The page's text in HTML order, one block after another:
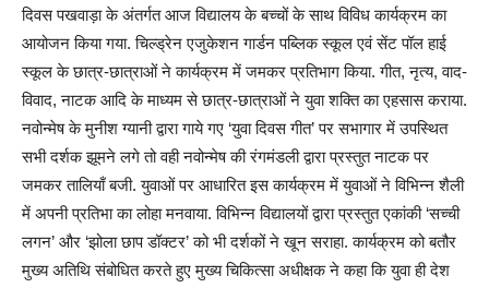
दिवस पखवाड़ा के अंतर्गत आज विद्यालय के बच्चों के साथ विविध कार्यक्रम का
आयोजन किया गया. चिल्ड्रेन एजुकेशन गार्डन पब्लिक स्कूल एवं सेंट पॉल हाई
स्कूल के छात्र-छात्राओं ने कार्यक्रम में जमकर प्रतिभाग किया. गीत, नृत्य, वाद-
विवाद, नाटक आदि के माध्यम से छात्र-छात्राओं ने युवा शक्ति का एहसास कराया.
नवोन्मेष के मुनीश ग्यानी द्वारा गाये गए ‘युवा दिवस गीत’ पर सभागार में उपस्थित
सभी दर्शक झूमने लगे तो वही नवोन्मेष की रंगमंडली द्वारा प्रस्तुत नाटक पर
जमकर तालियाँ बजी. युवाओं पर आधारित इस कार्यक्रम में युवाओं ने विभिन्न शैली
में अपनी प्रतिभा का लोहा मनवाया. विभिन्न विद्यालयों द्वारा प्रस्तुत एकांकी ‘सच्ची
लगन’ और ‘झोला छाप डॉक्टर’ को भी दर्शकों ने खून सराहा. कार्यक्रम को बतौर
मुख्य अतिथि संबोधित करते हुए मुख्य चिकित्सा अधीक्षक ने कहा कि युवा ही देश